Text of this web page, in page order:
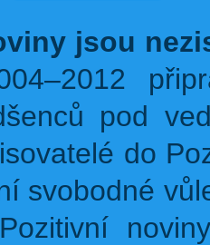
jsou
pod
do
svobodné